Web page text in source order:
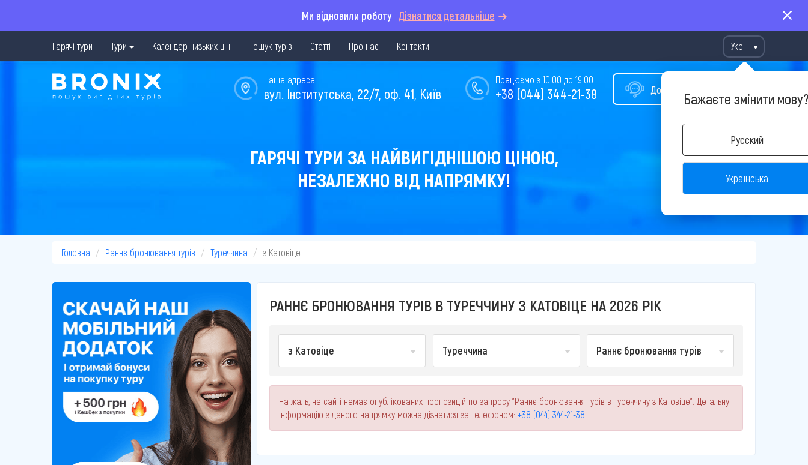
Ми відновили роботу Дізнатися детальніше
Гарячі тури Тури Календар низьких цін Пошук турів Статті Про нас Контакти Укр
Бажаєте змінити
Русский
Українська
Допомога у виборі туру
Працюємо з 10:00 до 19:00
+38 (044) 344-21-38
Наша адреса
вул. Інститутська, 22/7, оф. 41, Київ
ГАРЯЧІ ТУРИ ЗА НАЙВИГІДНІШОЮ ЦІНОЮ,
НЕЗАЛЕЖНО ВІД НАПРЯМКУ!
Головна Раннє бронювання турів Туреччина з Катовіце
РАННЄ БРОНЮВАННЯ ТУРІВ В ТУРЕЧЧИНУ З КАТОВІЦЕ НА 2026 РІК
з Катовіце Туреччина Раннє бронювання турів
На жаль, на сайті немає опублікованих пропозицій по запросу "Раннє бронювання турів в Туреччину з Катовіце". Детальну
інформацію з даного напрямку можна дізнатися за телефоном: +38 (044) 344-21-38